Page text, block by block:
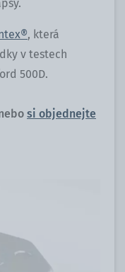
, která
v testech
500D.
si objednejte